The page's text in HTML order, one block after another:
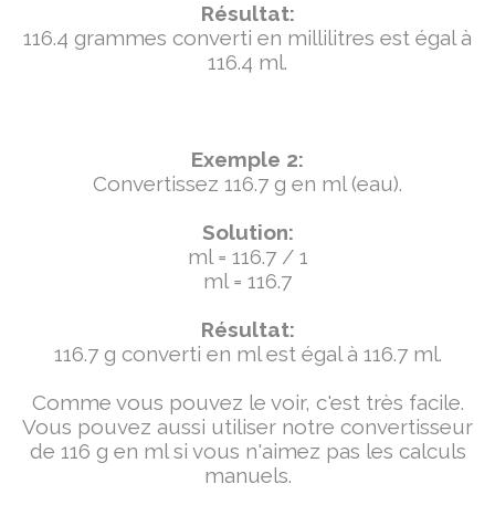
Résultat:
116.4 grammes converti en millilitres est égal à
116.4 ml.
Exemple 2:
Convertissez 116.7 g en ml (eau).
Solution:
ml = 116.7 / 1
ml = 116.7
Résultat:
116.7 g converti en ml est égal à 116.7 ml.
Comme vous pouvez le voir, c'est très facile.
Vous pouvez aussi utiliser notre convertisseur
de 116 g en ml si vous n'aimez pas les calculs
manuels.